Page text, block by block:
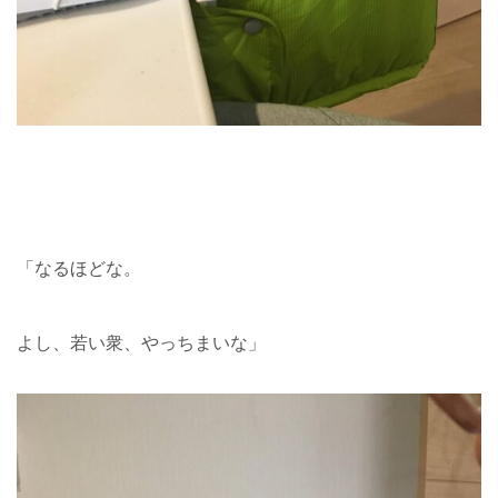
「なるほどな。
よし、若い衆、やっちまいな」